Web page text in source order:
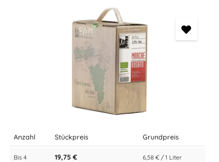
Anzahl Stückpreis Grundpreis
Bis 4 19,75 € 6,58 € / 1 Liter